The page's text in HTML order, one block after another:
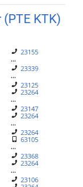
KTK)
23155
...
23339
...
23125
23264
...
23147
23264
...
23264
63105
...
23368
23264
...
23106